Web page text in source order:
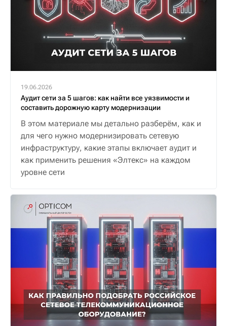
19.06.2026
Аудит сети за 5 шагов: как найти все уязвимости и
составить дорожную карту модернизации
В этом материале мы детально разберём, как и
для чего нужно модернизировать сетевую
инфраструктуру, какие этапы включает аудит и
как применить решения «Элтекс» на каждом
уровне сети